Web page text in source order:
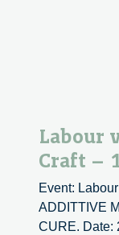
Labour
Craft –
Event:
ADDITTIVE
CURE. Date: